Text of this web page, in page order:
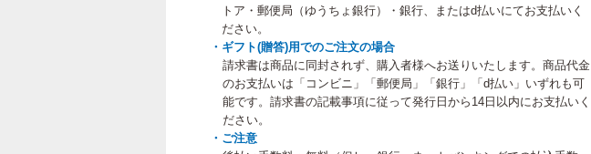
トア・郵便局（ゆうちょ銀行）・銀行、またはd払いにてお支払いく
ださい。
・ギフト(贈答)用でのご注文の場合
請求書は商品に同封されず、購入者様へお送りいたします。商品代金
のお支払いは「コンビニ」「郵便局」「銀行」「d払い」いずれも可
能です。請求書の記載事項に従って発行日から14日以内にお支払いく
ださい。
・ご注意